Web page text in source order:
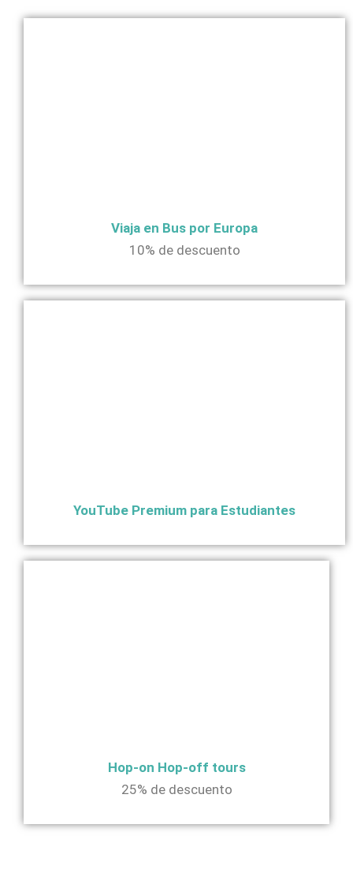
Viaja en Bus por Europa
10% de descuento
YouTube Premium para Estudiantes
Hop-on Hop-off tours
25% de descuento